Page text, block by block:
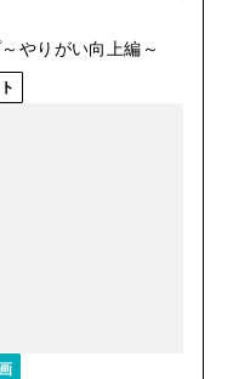
やりがい向上編～